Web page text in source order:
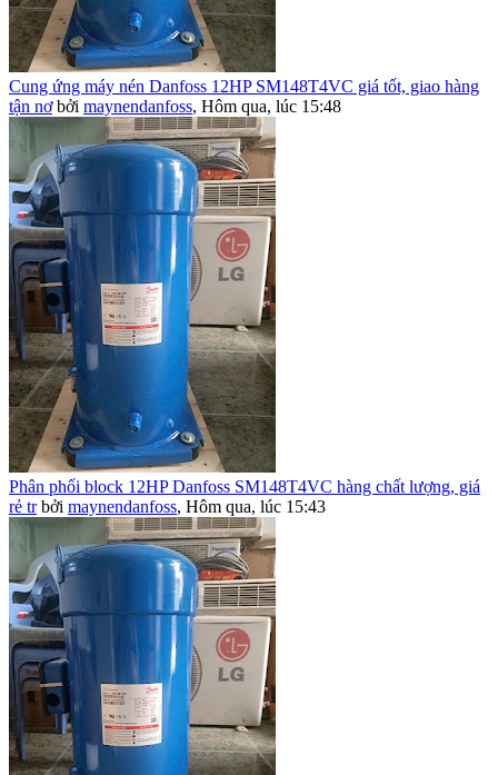
Cung ứng máy nén Danfoss 12HP SM148T4VC giá tốt, giao hàng
tận nơ bởi maynendanfoss, Hôm qua, lúc 15:48
Phân phối block 12HP Danfoss SM148T4VC hàng chất lượng, giá
rẻ tr bởi maynendanfoss, Hôm qua, lúc 15:43